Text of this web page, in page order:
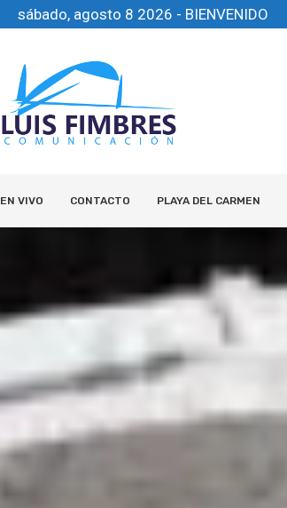
sábado, agosto 8 2026 - BIENVENIDO
EN VIVO CONTACTO PLAYA DEL CARMEN